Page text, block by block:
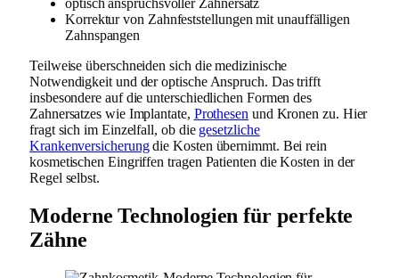
Korrektur von Zahnfeststellungen mit unauffälligen
Zahnspangen
Teilweise überschneiden sich die medizinische
Notwendigkeit und der optische Anspruch. Das trifft
insbesondere auf die unterschiedlichen Formen des
Zahnersatzes wie Implantate, Prothesen und Kronen zu. Hier
fragt sich im Einzelfall, ob die gesetzliche
Krankenversicherungdie Kosten übernimmt. Bei rein
kosmetischen Eingriffen tragen Patienten die Kosten in der
Regel selbst.
Moderne Technologien für perfekte
Zähne